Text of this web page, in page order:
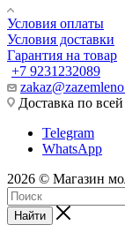
Условия оплаты
Условия доставки
Гарантия на товар
+7 9231232089
Доставка по
Telegram
WhatsApp
2026 © Магазин
Найти